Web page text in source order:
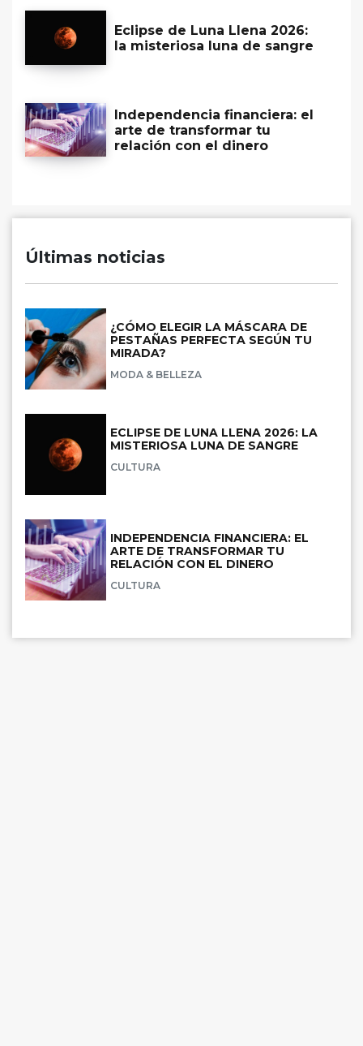
Eclipse de Luna Llena 2026:
la misteriosa luna de sangre
Independencia financiera: el
arte de transformar tu
relación con el dinero
Últimas noticias
¿CÓMO ELEGIR LA MÁSCARA DE
PESTAÑAS PERFECTA SEGÚN TU
MIRADA?
MODA & BELLEZA
ECLIPSE DE LUNA LLENA 2026: LA
MISTERIOSA LUNA DE SANGRE
CULTURA
INDEPENDENCIA FINANCIERA: EL
ARTE DE TRANSFORMAR TU
RELACIÓN CON EL DINERO
CULTURA